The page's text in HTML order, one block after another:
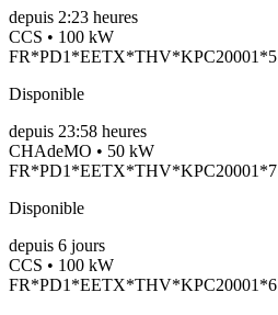
depuis 2:23 heures
CCS • 100 kW
FR*PD1*EETX*THV*KPC20001*5
Disponible
depuis 23:58 heures
CHAdeMO • 50 kW
FR*PD1*EETX*THV*KPC20001*7
Disponible
depuis 6 jours
CCS • 100 kW
FR*PD1*EETX*THV*KPC20001*6